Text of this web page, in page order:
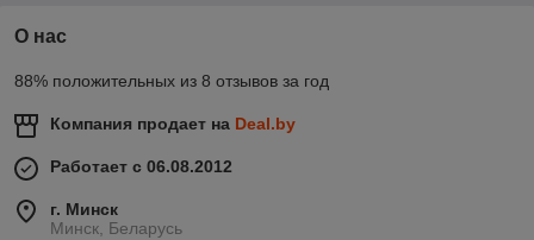
О нас
88% положительных из 8 отзывов за год
Компания продает на Deal.by
Работает с 06.08.2012
г. Минск
Минск, Беларусь